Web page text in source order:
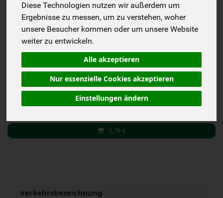
Diese Technologien nutzen wir außerdem um
Ergebnisse zu messen, um zu verstehen, woher
unsere Besucher kommen oder um unsere Website
weiter zu entwickeln.
Alle akzeptieren
Nur essenzielle Cookies akzeptieren
Einstellungen ändern
Handelsklasse--
IT-BIO-006
(69,75 € / kg)
inkl. 7% MwSt.
40 g
2,79 €
Verkehrsbezeichnung